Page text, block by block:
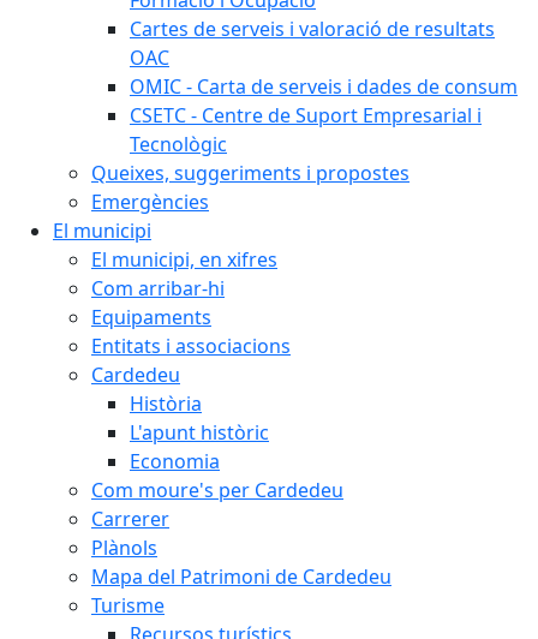
Cartes de serveis i valoració de resultats
OAC
OMIC - Carta de serveis i dades de consum
CSETC - Centre de Suport Empresarial i
Tecnològic
Queixes, suggeriments i propostes
Emergències
El municipi
El municipi, en xifres
Com arribar-hi
Equipaments
Entitats i associacions
Cardedeu
Història
L'apunt històric
Economia
Com moure's per Cardedeu
Carrerer
Plànols
Mapa del Patrimoni de Cardedeu
Turisme